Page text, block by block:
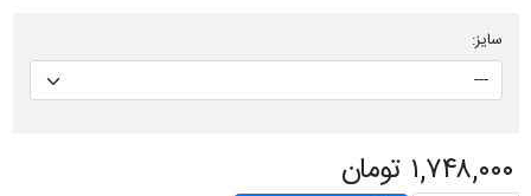
سایز:
۱,۷۴۸,۰۰۰ تومان